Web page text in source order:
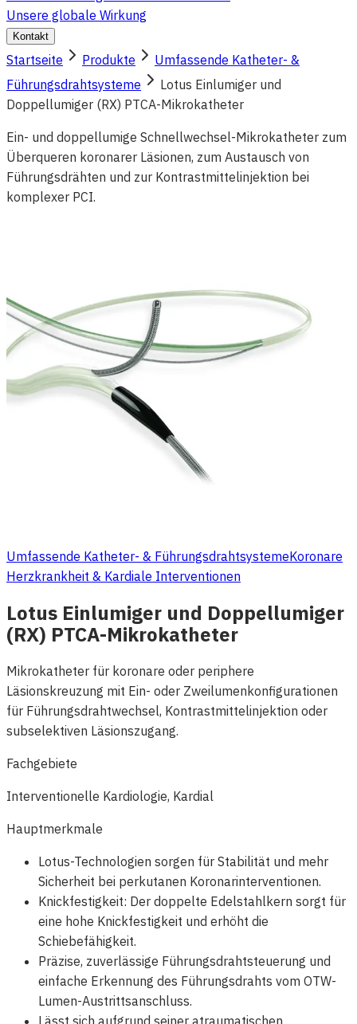
Unsere globale Wirkung
Kontakt
Startseite Produkte
Umfassende Katheter- &
Führungsdrahtsysteme
Lotus Einlumiger und
Doppellumiger (RX) PTCA-Mikrokatheter
Ein- und doppellumige Schnellwechsel-Mikrokatheter zum
Überqueren koronarer Läsionen, zum Austausch von
Führungsdrähten und zur Kontrastmittelinjektion bei
komplexer PCI.
Umfassende Katheter- & FührungsdrahtsystemeKoronare
Herzkrankheit & Kardiale Interventionen
Lotus Einlumiger und Doppellumiger
(RX) PTCA-Mikrokatheter
Mikrokatheter für koronare oder periphere
Läsionskreuzung mit Ein- oder Zweilumenkonfigurationen
für Führungsdrahtwechsel, Kontrastmittelinjektion oder
subselektiven Läsionszugang.
Fachgebiete
Interventionelle Kardiologie, Kardial
Hauptmerkmale
Lotus-Technologien sorgen für Stabilität und mehr
Sicherheit bei perkutanen Koronarinterventionen.
Knickfestigkeit: Der doppelte Edelstahlkern sorgt für
eine hohe Knickfestigkeit und erhöht die
Schiebefähigkeit.
Präzise, ​​zuverlässige Führungsdrahtsteuerung und
einfache Erkennung des Führungsdrahts vom OTW-
Lumen-Austrittsanschluss.
Lässt sich aufgrund seiner atraumatischen